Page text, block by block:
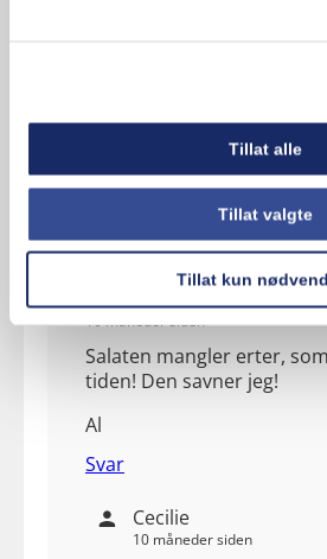
Tillat alle
Tillat valgte
Tillat kun
Anne L
10 måneder siden
Salaten mangler erter,
tiden! Den savner jeg!
Al
Svar
Cecilie
10 måneder siden